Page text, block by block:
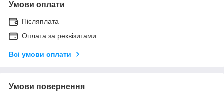
Умови оплати
Післяплата
Оплата за реквізитами
Всі умови оплати
Умови повернення